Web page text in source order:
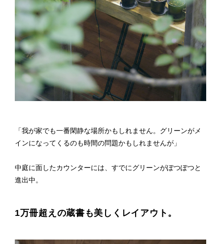
「我が家でも一番閑静な場所かもしれません。グリーンがメ
インになってくるのも時間の問題かもしれませんが」
中庭に面したカウンターには、すでにグリーンがぽつぽつと
進出中。
1万冊超えの蔵書も美しくレイアウト。